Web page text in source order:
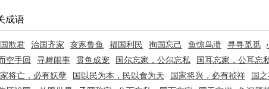
成语
欺君 治国齐家 亥豕鲁鱼 福国利民 徇国忘己 鱼惊鸟溃 寻寻觅觅
空手回 寻衅闹事 贯鱼成宠 国尔忘家，公尔忘私 国耳忘家，公耳忘
将亡，必有妖孽 国以民为本，民以食为天 国家将兴，必有祯祥 国